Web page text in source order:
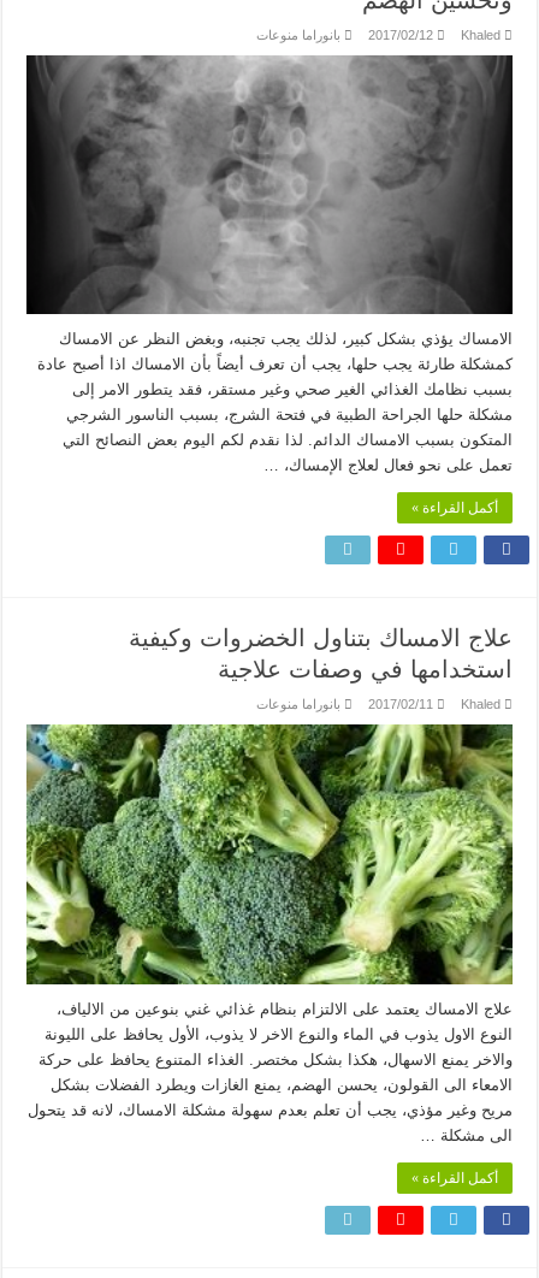
Khaled
2017/02/12 بانوراما منوعات
الامساك يؤذي بشكل كبير، لذلك يجب تجنبه، وبغض النظر عن الامساك
كمشكلة طارئة يجب حلها، يجب أن تعرف أيضاً بأن الامساك اذا أصبح عادة
بسبب نظامك الغذائي الغير صحي وغير مستقر، فقد يتطور الامر إلى
مشكلة حلها الجراحة الطبية في فتحة الشرج، بسبب الناسور الشرجي
المتكون بسبب الامساك الدائم. لذا نقدم لكم اليوم بعض النصائح التي
تعمل على نحو فعال لعلاج الإمساك، …
أكمل القراءة »
علاج الامساك بتناول الخضروات وكيفية
استخدامها في وصفات علاجية
Khaled
2017/02/11 بانوراما منوعات
علاج الامساك يعتمد على الالتزام بنظام غذائي غني بنوعين من الالياف،
النوع الاول يذوب في الماء والنوع الاخر لا يذوب، الأول يحافظ على الليونة
والاخر يمنع الاسهال، هكذا بشكل مختصر. الغذاء المتنوع يحافظ على حركة
الامعاء الى القولون، يحسن الهضم، يمنع الغازات ويطرد الفضلات بشكل
مريح وغير مؤذي، يجب أن تعلم بعدم سهولة مشكلة الامساك، لانه قد يتحول
الى مشكلة …
أكمل القراءة »